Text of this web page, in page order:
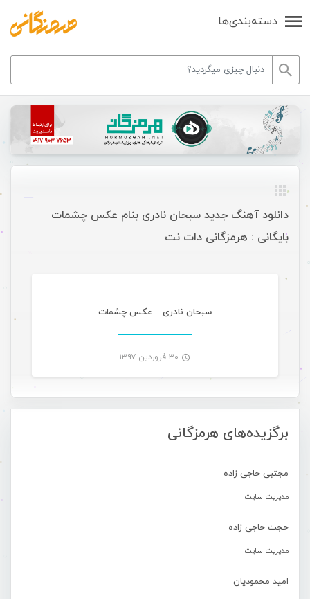
دسته‌بندی‌ها
برگزیده‌های هرمزگانی
مجتبی حاجی زاده
مدیریت سایت
حجت حاجی زاده
مدیریت سایت
امید محمودیان
دانلود آهنگ جدید سبحان نادری بنام عکس چشمات
بایگانی : هرمزگانی دات نت
سبحان نادری – عکس چشمات
۳۰ فروردین ۱۳۹۷